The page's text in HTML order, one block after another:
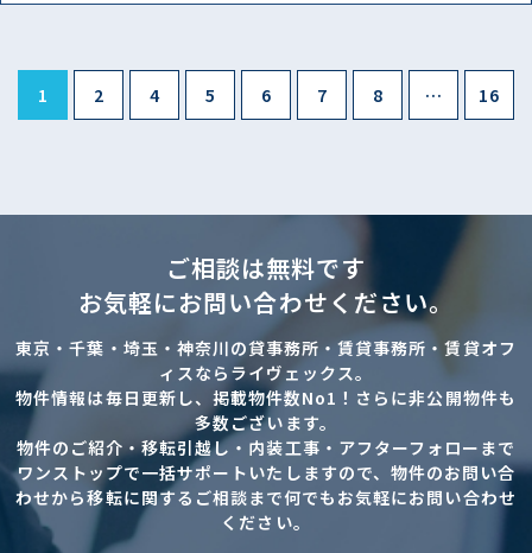
1 2 4 5 6 7 8 … 16
ご相談は無料です
お気軽にお問い合わせください。
東京・千葉・埼玉・神奈川の貸事務所・賃貸事務所・賃貸オフ
ィスならライヴェックス。
物件情報は毎日更新し、掲載物件数No1！さらに非公開物件も
多数ございます。
物件のご紹介・移転引越し・内装工事・アフターフォローまで
ワンストップで一括サポートいたしますので、物件のお問い合
わせから移転に関するご相談まで何でもお気軽にお問い合わせ
ください。